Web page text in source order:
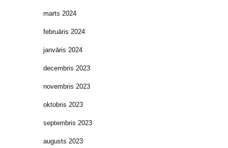
marts 2024
februāris 2024
janvāris 2024
decembris 2023
novembris 2023
oktobris 2023
septembris 2023
augusts 2023